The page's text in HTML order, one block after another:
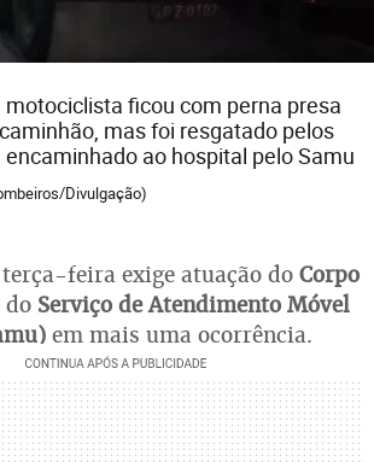
motociclista ficou com perna presa
mas foi resgatado pelos
ao hospital pelo Samu
Divulgação)
feira exige atuação do Corpo
do Serviço de Atendimento Móvel
em mais uma ocorrência.